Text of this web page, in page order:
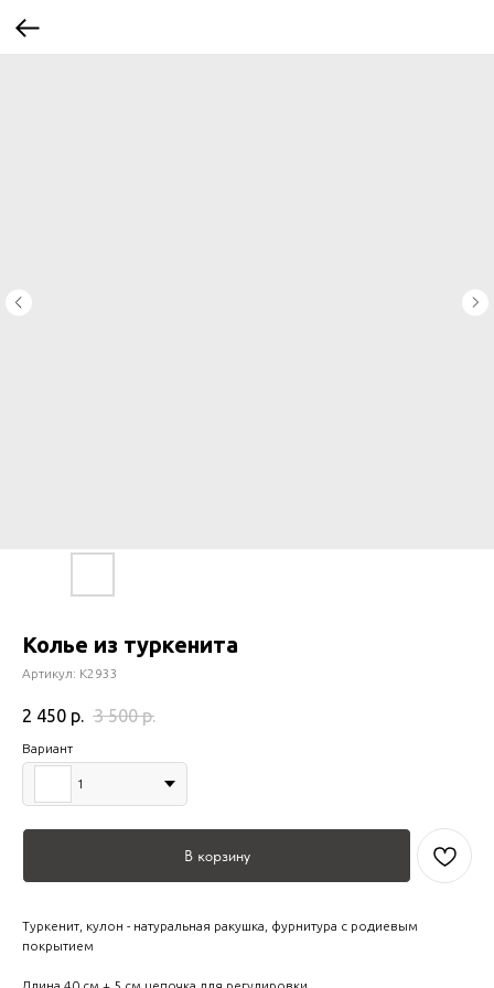
Колье из туркенита
Артикул: К2933
2 450 р. 3 500 р.
Вариант
1
В корзину
Туркенит, кулон - натуральная ракушка, фурнитура с родиевым
покрытием